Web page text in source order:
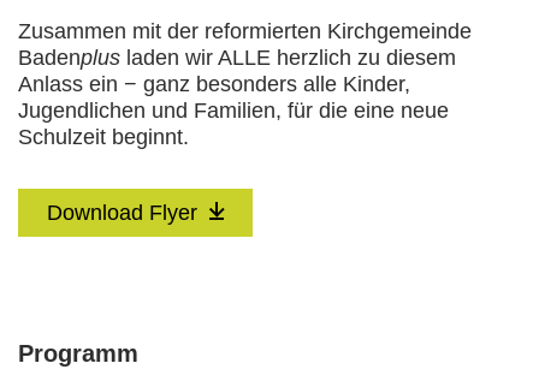
Zusammen mit der reformierten Kirchgemeinde
Badenplus laden wir ALLE herzlich zu diesem
Anlass ein − ganz besonders alle Kinder,
Jugendlichen und Familien, für die eine neue
Schulzeit beginnt.
Download Flyer
Programm